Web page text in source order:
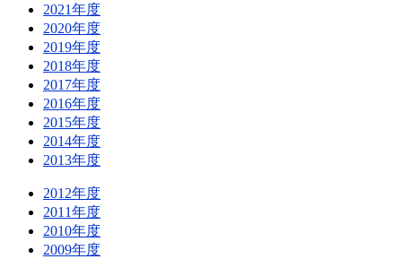
2021年度
2020年度
2019年度
2018年度
2017年度
2016年度
2015年度
2014年度
2013年度
2012年度
2011年度
2010年度
2009年度